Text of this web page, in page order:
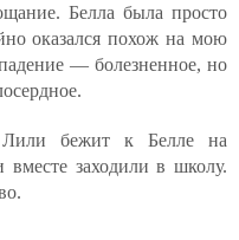
Белла была просто
оказался похож на мою
— болезненное, но
бежит к Белле на
заходили в школу.